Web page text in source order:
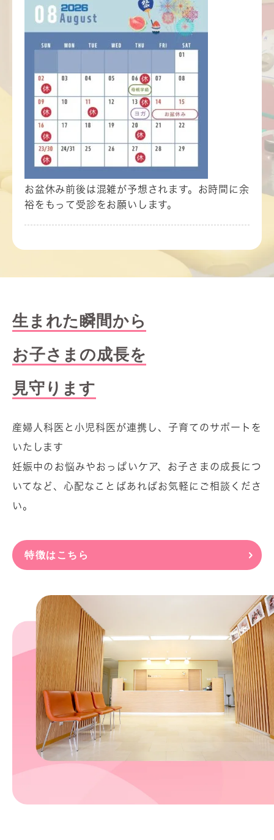
お盆休み前後は混雑が予想されます。お時間に余
裕をもって受診をお願いします。
８月６日（木）母親学級前期
８月１３
日（木）マタニティヨガ
一部：ａｍ１０：００～ａｍ１１：００
二部：ａｍ１１：１５～ｐｍ１２：１５
各教室ともご予約制となっておりますので、
ご希望の方は、お電話か外来受付からどうぞ！
2026.07.03
7/3(金)外来のお知らせ
【産婦人科】
女医の診察となります。
午後は１４時半から院長の診察となります。
ご迷惑をお掛けしますがよろしくお願いいたし
ます。
2026.06.13
７月各教室のお知らせ
７月２日（木）母親学級後期
ｐｍ２：００～ｐｍ４：００
７月９ 日（木）マタニティヨガ
一部：ａｍ１０：００～ａｍ１１：００
各教室ともご予約制となっておりますので、
ご希望の方は、お電話か外来受付からどうぞ！
生まれた瞬間から
お子さまの成長を
見守ります
産婦人科医と小児科医が連携し、子育てのサポートを
いたします
妊娠中のお悩みやおっぱいケア、お子さまの成長につ
いてなど、心配なことばあればお気軽にご相談くださ
い。
特徴はこちら